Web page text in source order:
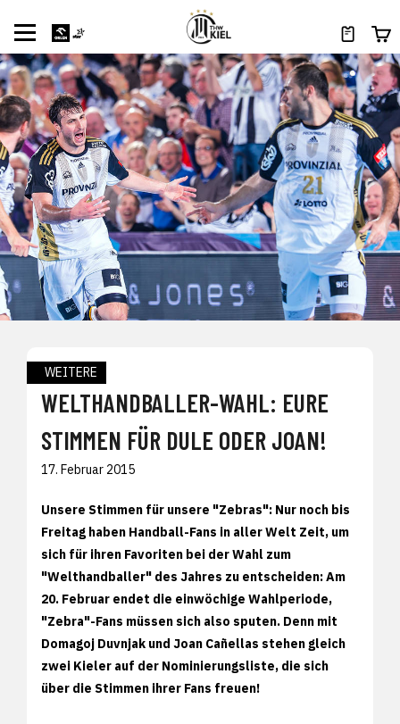
WEITERE
WELTHANDBALLER-WAHL: EURE
STIMMEN FÜR DULE ODER JOAN!
17. Februar 2015
Unsere Stimmen für unsere "Zebras": Nur noch bis
Freitag haben Handball-Fans in aller Welt Zeit, um
sich für ihren Favoriten bei der Wahl zum
"Welthandballer" des Jahres zu entscheiden: Am
20. Februar endet die einwöchige Wahlperiode,
"Zebra"-Fans müssen sich also sputen. Denn mit
Domagoj Duvnjak und Joan Cañellas stehen gleich
zwei Kieler auf der Nominierungsliste, die sich
über die Stimmen ihrer Fans freuen!